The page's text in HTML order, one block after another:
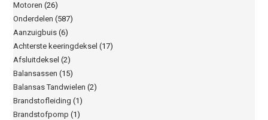
Motoren (26)
Onderdelen (587)
Aanzuigbuis (6)
Achterste keeringdeksel (17)
Afsluitdeksel (2)
Balansassen (15)
Balansas Tandwielen (2)
Brandstofleiding (1)
Brandstofpomp (1)